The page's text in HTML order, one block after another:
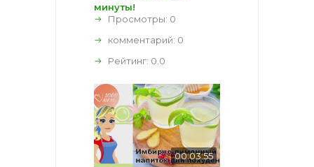
минуты!
Просмотры: 0
комментарий: 0
Рейтинг: 0.0
00:03:55